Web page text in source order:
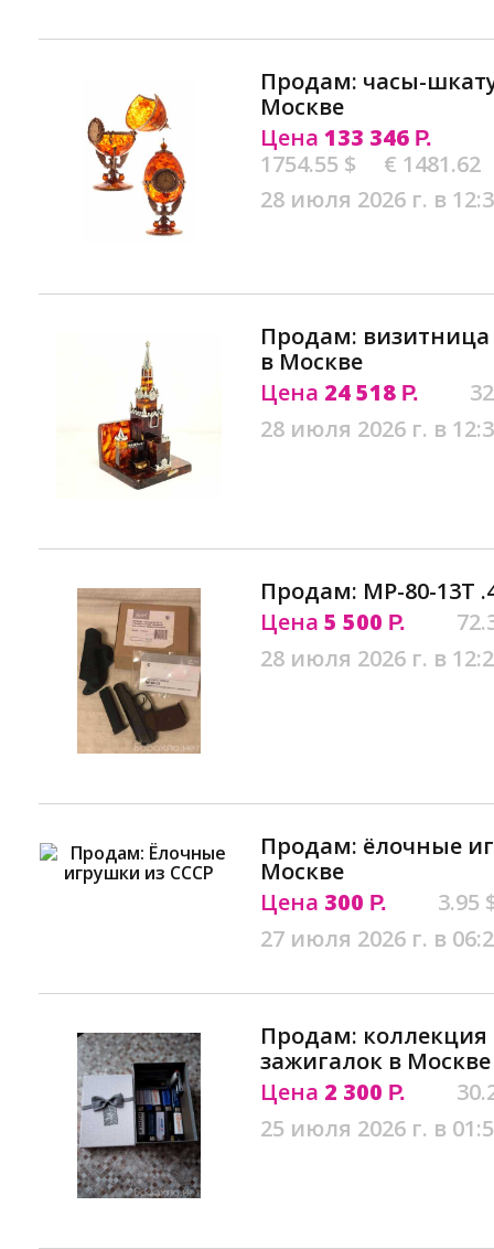
Продам: часы-
Москве
Цена 133 346 Р.
1754.55 $
€ 1481.62
28 июля 2026 г. в
Продам:
в Москве
Цена 24 518 Р.
28 июля 2026 г. в
Продам: МР-80-13Т
Цена 5 500 Р.
28 июля 2026 г. в
Продам: ёлочные
Москве
Цена 300 Р.
3.95
27 июля 2026 г. в
Продам:
зажигалок в Москве
Цена 2 300 Р.
25 июля 2026 г. в